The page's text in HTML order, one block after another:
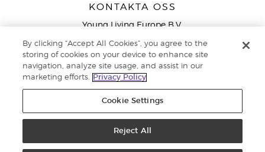
KONTAKTA OSS
Young Living Europe B.V.
9727 AJ Groningen
Nederländerna
Kundtjänst – Avgiftsfritt lokalsamtal (ej från
mobiltelefon):020 793400
Sekretess
By clicking “Accept All Cookies”, you agree to the
storing of cookies on your device to enhance site
navigation, analyze site usage, and assist in our
marketing efforts.
Privacy Policy
Cookie Settings
Reject All